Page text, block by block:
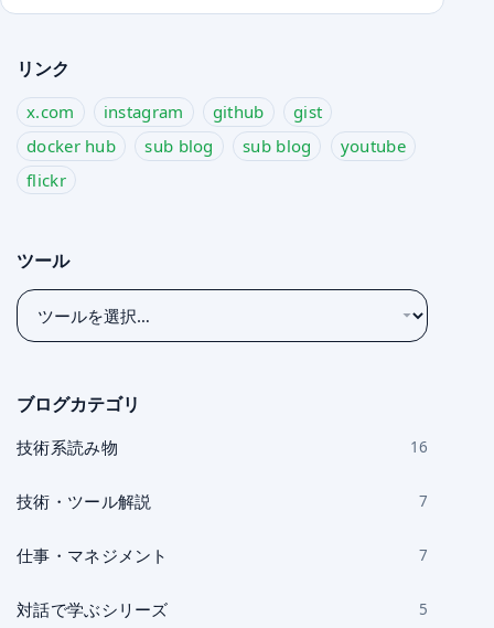
リンク
x.com instagram github
gist
docker hub
sub blog sub blog
youtube
flickr
ツール
ツ
ー
選
択
ブログカテゴリ
技術系読み物 16
技術・ツール解説 7
仕事・マネジメント 7
対話で学ぶシリーズ 5